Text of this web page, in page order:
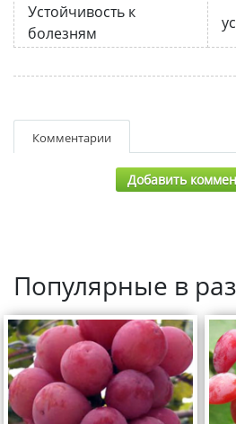
Устойчивость к
болезням
Комментарии
Добавить
Популярные в